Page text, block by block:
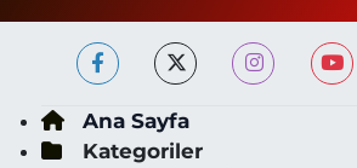
Ana Sayfa
Kategoriler